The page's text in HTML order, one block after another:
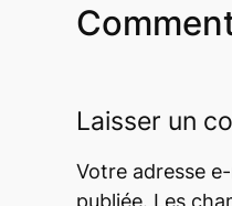
Laisser un
Votre adresse
publiée. Les